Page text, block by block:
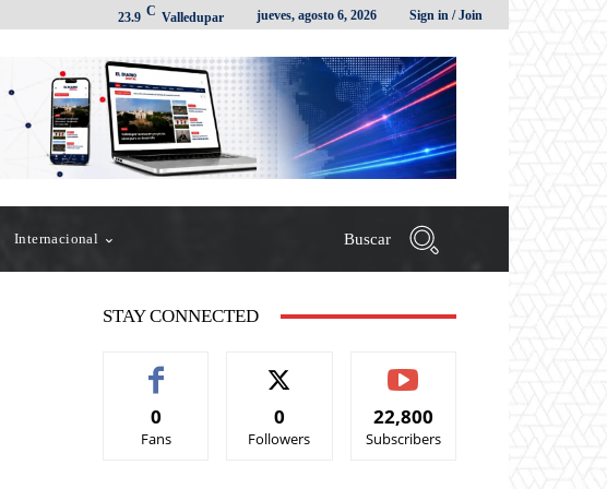
23.9 C Valledupar jueves, agosto 6, 2026 Sign in / Join
Internacional Buscar
STAY CONNECTED
0
Fans
0
Followers
22,800
Subscribers